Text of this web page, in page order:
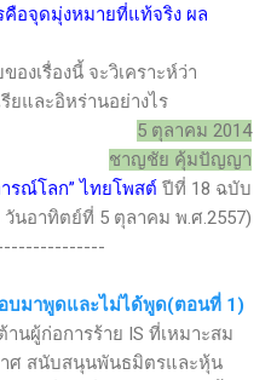
อจุดมุ่งหมายที่แท้จริง ผล
รื่องนี้ จะวิเคราะห์ว่า
ยและอิหร่านอย่างไร
5 ตุลาคม 2014
ชาญชัย คุ้มปัญญา
รณ์โลก”ไทยโพสต์ ปีที่ 18 ฉบับ
วันอาทิตย์ที่ 5 ตุลาคม พ.ศ.2557)
อบมาพูดและไม่ได้พูด(ตอนที่ 1)
นผู้ก่อการร้าย IS ที่เหมาะสม
ศ สนับสนุนพันธมิตรและหุ้น